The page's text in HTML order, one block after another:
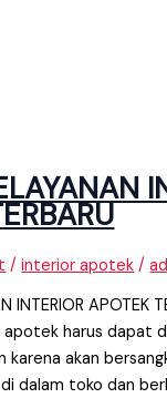
/interior apotek /
INTERIOR APOTEK
harus dapat
karena akan
dalam toko dan